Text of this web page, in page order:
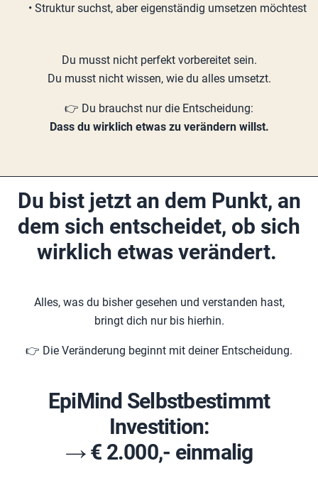
• Struktur suchst, aber eigenständig umsetzen möchtest
Du musst nicht perfekt vorbereitet sein.
Du musst nicht wissen, wie du alles umsetzt.
👉 Du brauchst nur die Entscheidung:
Dass du wirklich etwas zu verändern willst.
Du bist jetzt an dem Punkt, an
dem sich entscheidet, ob sich
wirklich etwas verändert.
Alles, was du bisher gesehen und verstanden hast,
bringt dich nur bis hierhin.
👉 Die Veränderung beginnt mit deiner Entscheidung.
EpiMind Selbstbestimmt
Investition:
→ € 2.000,- einmalig